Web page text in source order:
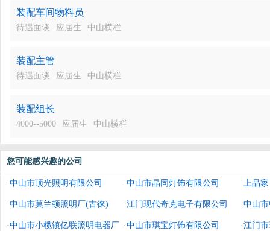
装配车间物料员
待遇面谈 应届生 中山横栏
装配主管
待遇面谈 应届生 中山横栏
装配组长
4000--5000 应届生 中山横栏
您可能感兴趣的公司
·中山市顶光照明有限公司 ·中山市晶同灯饰有限公司 ·上品
公司
·中山市莫兰顿照明厂(古徕) ·江门现代奇克电子有限公司 ·中山
·中山市小榄镇亿联照明电器厂 ·中山市琪宝灯饰有限公司 ·江门